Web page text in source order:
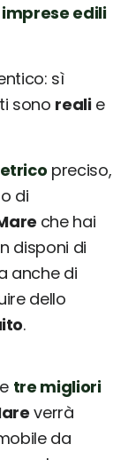
edili
sì
sono realie
preciso,
di
che hai
disponi di
anche di
dello
.
tre migliori
verrà
da